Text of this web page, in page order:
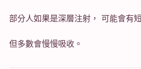
部分人如果是深層注射， 可能會有
但多數會慢慢吸收。